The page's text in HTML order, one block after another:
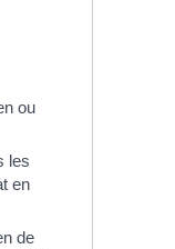
ou
les
en
de